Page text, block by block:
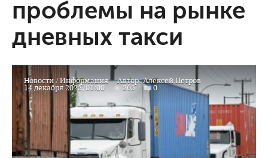
проблемы на рынке
дневных такси
Новости/Информация Автор:Алексей Петров
14 декабря 2025, 01:00 265 0